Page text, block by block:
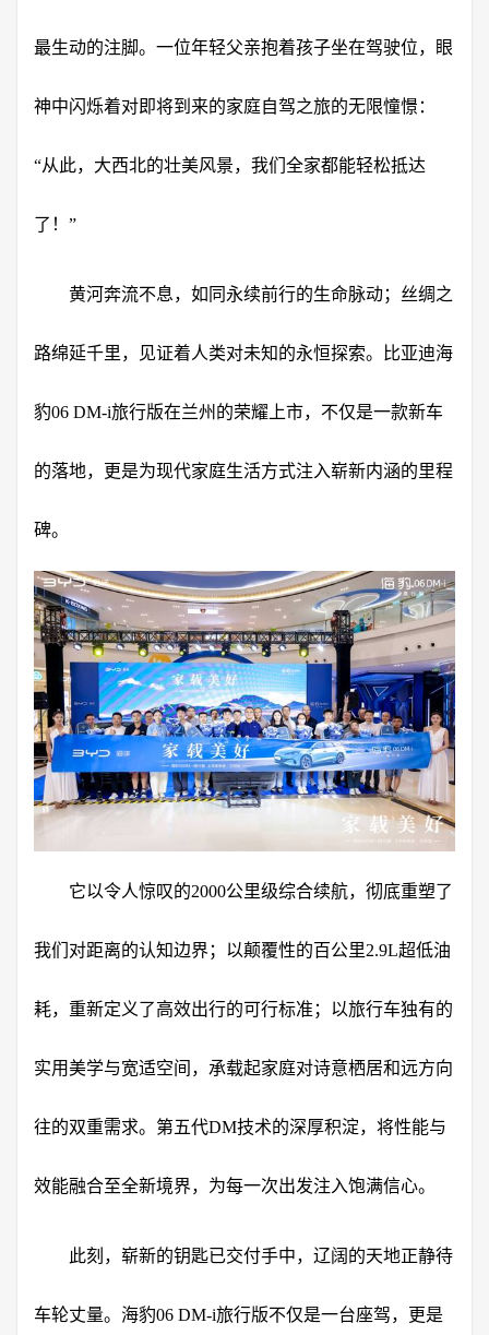
最生动的注脚。一位年轻父亲抱着孩子坐在驾驶位，眼
神中闪烁着对即将到来的家庭自驾之旅的无限憧憬：
“从此，大西北的壮美风景，我们全家都能轻松抵达
了！”
黄河奔流不息，如同永续前行的生命脉动；丝绸之
路绵延千里，见证着人类对未知的永恒探索。比亚迪海
豹06 DM-i旅行版在兰州的荣耀上市，不仅是一款新车
的落地，更是为现代家庭生活方式注入崭新内涵的里程
碑。
它以令人惊叹的2000公里级综合续航，彻底重塑了
我们对距离的认知边界；以颠覆性的百公里2.9L超低油
耗，重新定义了高效出行的可行标准；以旅行车独有的
实用美学与宽适空间，承载起家庭对诗意栖居和远方向
往的双重需求。第五代DM技术的深厚积淀，将性能与
效能融合至全新境界，为每一次出发注入饱满信心。
此刻，崭新的钥匙已交付手中，辽阔的天地正静待
车轮丈量。海豹06 DM-i旅行版不仅是一台座驾，更是